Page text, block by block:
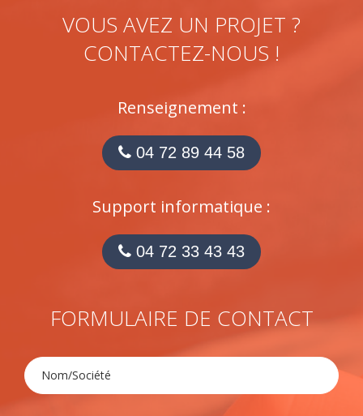
VOUS AVEZ UN PROJET ?
CONTACTEZ-NOUS !
Renseignement :
04 72 89 44 58
Support informatique :
04 72 33 43 43
FORMULAIRE DE CONTACT